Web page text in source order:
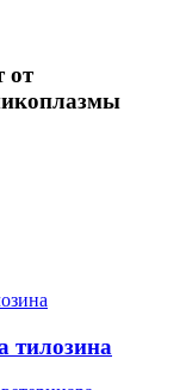
от
тилозина